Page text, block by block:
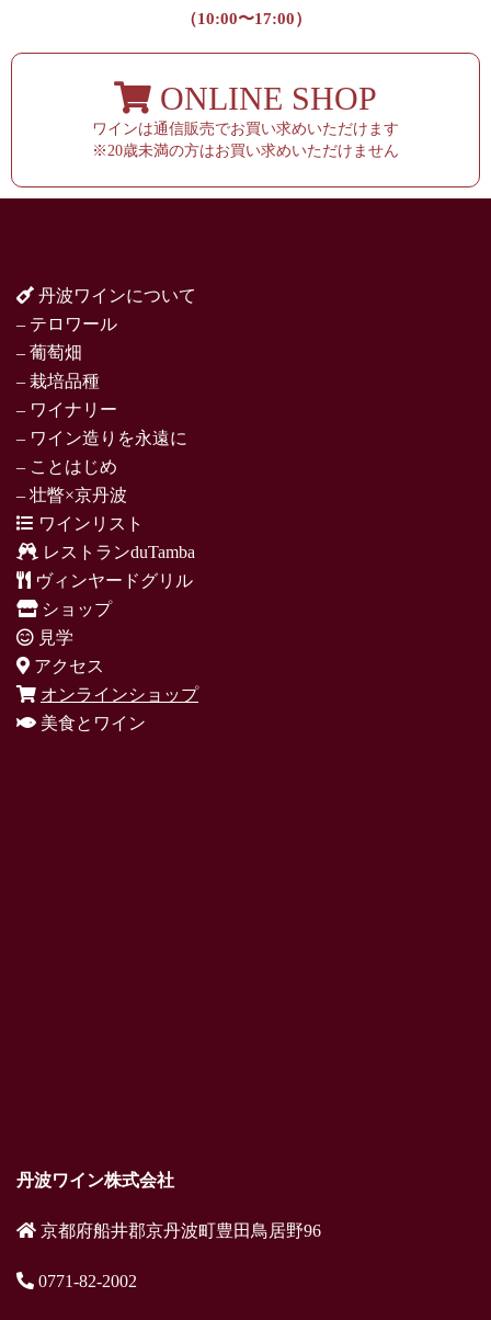
（10:00〜17:00）
ONLINE SHOP
ワインは通信販売でお買い求めいただけます
※20歳未満の方はお買い求めいただけません
丹波ワインについて
– テロワール
– 葡萄畑
– 栽培品種
– ワイナリー
– ワイン造りを永遠に
– ことはじめ
– 壮瞥×京丹波
ワインリスト
レストランduTamba
ヴィンヤードグリル
ショップ
見学
アクセス
オンラインショップ
美食とワイン
丹波ワイン株式会社
京都府船井郡京丹波町豊田鳥居野96
0771-82-2002